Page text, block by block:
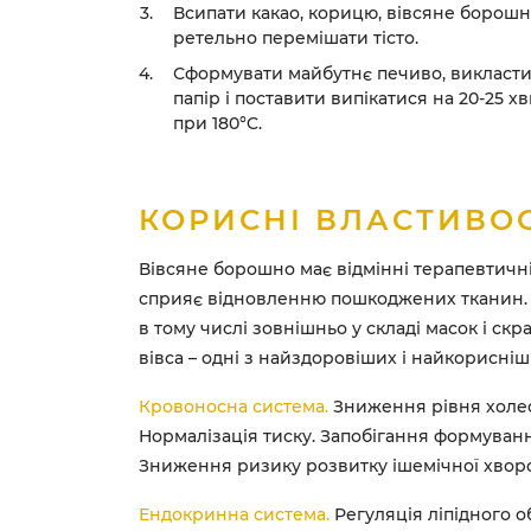
Всипати какао, корицю, вівсяне
ретельно перемішати тісто.
Сформувати майбутнє печиво,
папір і поставити випікатися на 20-25
при 180°C.
КОРИСНІ
Вівсяне борошно має відмінні
сприяє відновленню пошкоджених тканин.
в тому числі зовнішньо у складі масок і
вівса – одні з найздоровіших і
Кровоносна система. Зниження рівня
Нормалізація тиску. Запобігання
Зниження ризику розвитку ішемічної
Ендокринна система. Регуляція ліпідного